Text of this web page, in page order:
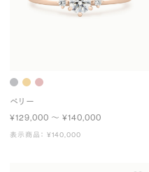
ベリー
¥129,000 〜 ¥140,000
表示商品： ¥140,000